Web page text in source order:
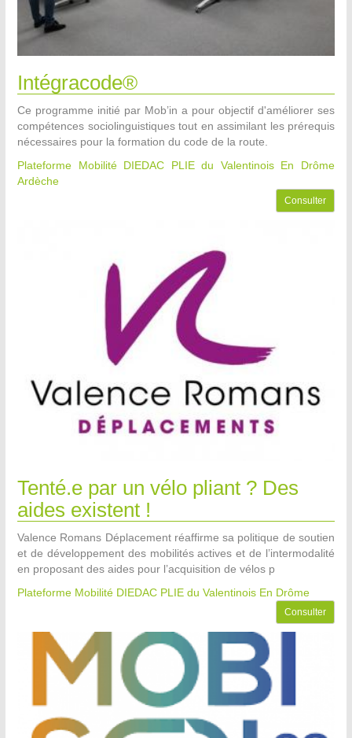
Intégracode®
Ce programme initié par Mob’in a pour objectif d'améliorer ses
compétences sociolinguistiques tout en assimilant les prérequis
nécessaires pour la formation du code de la route.
Plateforme Mobilité DIEDAC PLIE du Valentinois En Drôme
Ardèche
Consulter
Tenté.e par un vélo pliant ? Des
aides existent !
Valence Romans Déplacement réaffirme sa politique de soutien
et de développement des mobilités actives et de l’intermodalité
en proposant des aides pour l’acquisition de vélos p
Plateforme Mobilité DIEDAC PLIE du Valentinois En Drôme
Consulter